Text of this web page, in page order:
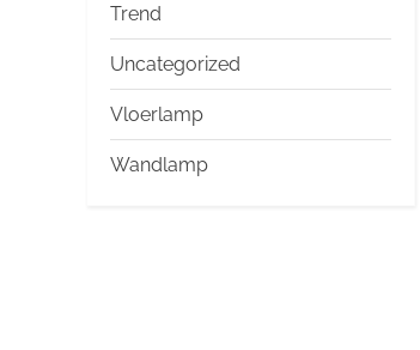
Trend
Uncategorized
Vloerlamp
Wandlamp